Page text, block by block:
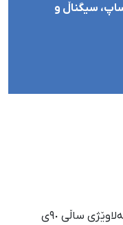
سیگناڵ و
ئاژانسی هەواڵدەریی کوردستان، لە ١ی گەلاوێژی ساڵی ٩٠ی